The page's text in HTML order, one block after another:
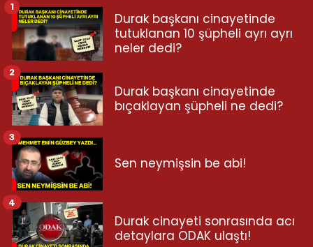
Durak başkanı cinayetinde
tutuklanan 10 şüpheli ayrı ayrı
neler dedi?
1
Durak başkanı cinayetinde
bıçaklayan şüpheli ne dedi?
2
Sen neymişsin be abi!
3
Durak cinayeti sonrasında acı
detaylara ODAK ulaştı!
4